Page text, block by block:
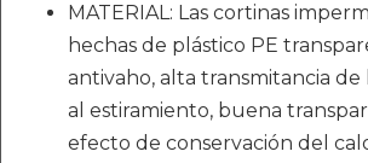
MATERIAL: Las cortinas
hechas de plástico PE
antivaho, alta transmitancia de
al estiramiento, buena
efecto de conservación del